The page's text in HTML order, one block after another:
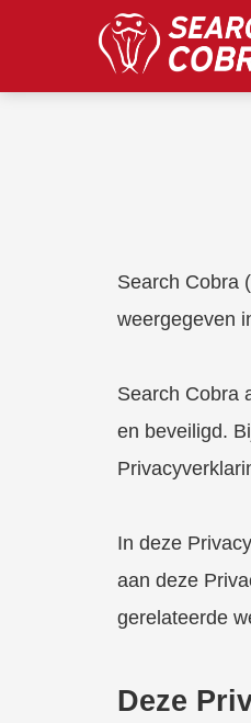
Search Cobra
weergegeven
Search Cobra
en beveiligd.
In deze
aan deze
gerelateerde
Deze
gedrag van een
relevante